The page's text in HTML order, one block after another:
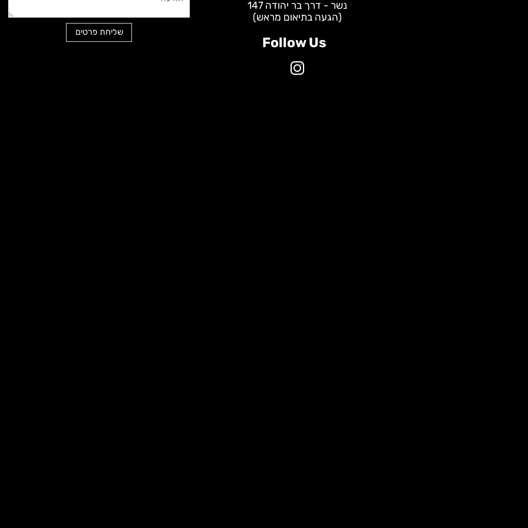
0587928535
מרכזי שיווק:
תל אביב - הברזל 31
נשר - דרך בר יהודה 147
(הגעה בתיאום מראש)